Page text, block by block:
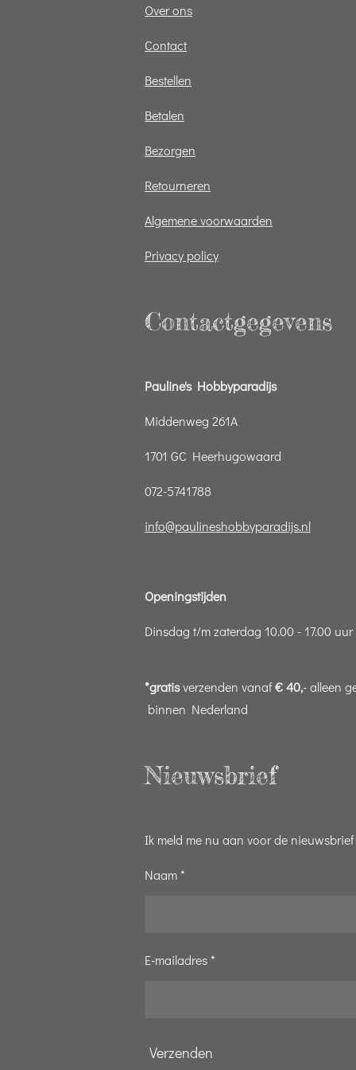
Over ons
Contact
Bestellen
Betalen
Bezorgen
Retourneren
Algemene voorwaarden
Privacy policy
Contactgegevens
Pauline's Hobbyparadijs
Middenweg 261A
1701 GC Heerhugowaard
072-5741788
info@paulineshobbyparadijs.nl
Openingstijden
Dinsdag t/m zaterdag 10.00 - 17.00 uur
*gratisverzenden vanaf€ 40,- alleen
binnen Nederland
Nieuwsbrief
Ik meld me nu aan voor de nieuwsbrief
Naam *
E-mailadres *
Verzenden